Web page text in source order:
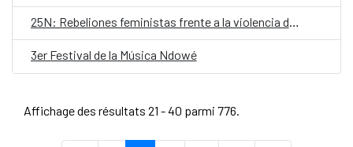
3er Festival de la Música Ndowé
Affichage des résultats 21 - 40 parmi 776.